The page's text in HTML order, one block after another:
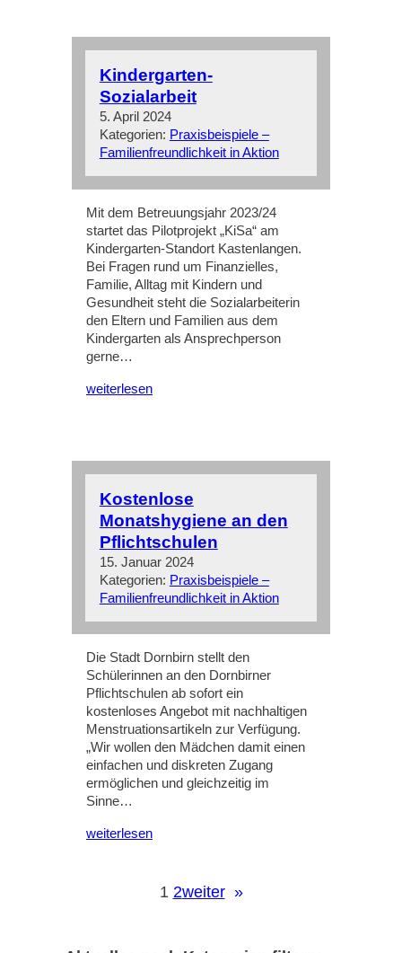
Kindergarten-
Sozialarbeit
5. April 2024
Kategorien: Praxisbeispiele –
Familienfreundlichkeit in Aktion
Mit dem Betreuungsjahr 2023/24
startet das Pilotprojekt „KiSa“ am
Kindergarten-Standort Kastenlangen.
Bei Fragen rund um Finanzielles,
Familie, Alltag mit Kindern und
Gesundheit steht die Sozialarbeiterin
den Eltern und Familien aus dem
Kindergarten als Ansprechperson
gerne…
weiterlesen
Kostenlose
Monatshygiene an den
Pflichtschulen
15. Januar 2024
Kategorien: Praxisbeispiele –
Familienfreundlichkeit in Aktion
Die Stadt Dornbirn stellt den
Schülerinnen an den Dornbirner
Pflichtschulen ab sofort ein
kostenloses Angebot mit nachhaltigen
Menstruationsartikeln zur Verfügung.
„Wir wollen den Mädchen damit einen
einfachen und diskreten Zugang
ermöglichen und gleichzeitig im
Sinne…
weiterlesen
1 2weiter »